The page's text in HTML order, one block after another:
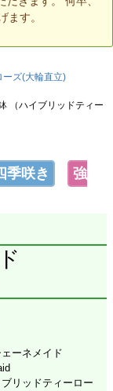
ます。
ーズ(大輪直立)
（ハイブリッドティー
季咲き
強
ーネメイド
リッドティーロー